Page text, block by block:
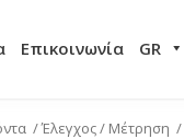
Επικοινωνία GR
/Έλεγχος / Μέτρηση /